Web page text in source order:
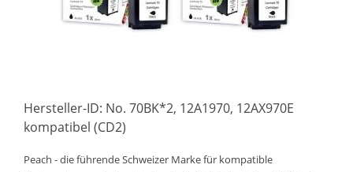
Hersteller-ID: No. 70BK*2, 12A1970, 12AX970E
kompatibel (CD2)
Peach - die führende Schweizer Marke für kompatible